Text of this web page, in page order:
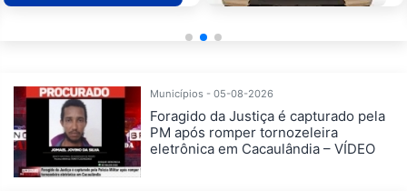
Municípios - 05-08-2026
Foragido da Justiça é capturado pela
PM após romper tornozeleira
eletrônica em Cacaulândia – VÍDEO